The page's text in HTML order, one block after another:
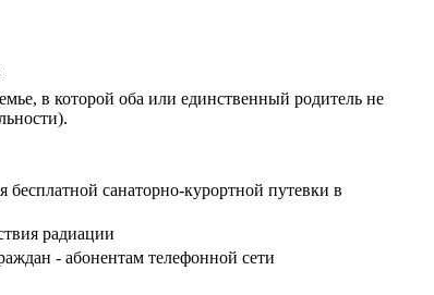
в которой оба или единственный родитель не
санаторно-курортной путевки в
радиации
- абонентам телефонной сети